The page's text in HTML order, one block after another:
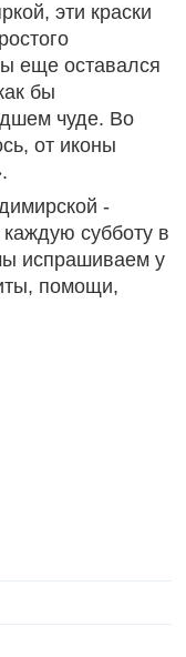
эти краски
еще оставался
бы
чуде. Во
от иконы
-
субботу в
испрашиваем у
помощи,